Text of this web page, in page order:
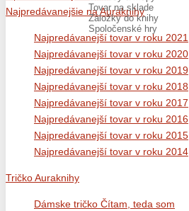
Tovar na sklade
Záložky do knihy
Spoločenské hry
Najpredávanejšie na Auraknihy
Najpredávanejší tovar v roku 2021
Najpredávanejší tovar v roku 2020
Najpredávanejší tovar v roku 2019
Najpredávanejší tovar v roku 2018
Najpredávanejší tovar v roku 2017
Najpredávanejší tovar v roku 2016
Najpredávanejší tovar v roku 2015
Najpredávanejší tovar v roku 2014
Tričko Auraknihy
Dámske tričko Čítam, teda som